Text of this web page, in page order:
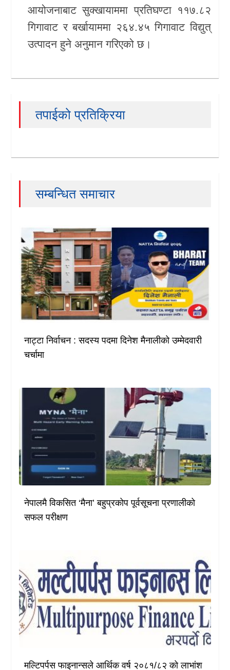
आयोजनाबाट सुक्खायाममा प्रतिघण्टा ११७.८२
गिगावाट र बर्खायाममा २६४.४५ गिगावाट विद्युत्
उत्पादन हुने अनुमान गरिएको छ।
तपाईको प्रतिक्रिया
सम्बन्धित समाचार
नाट्टा निर्वाचन : सदस्य पदमा दिनेश मैनालीको उम्मेदवारी
चर्चामा
नेपालमै विकसित ‘मैना’ बहुप्रकोप पूर्वसूचना प्रणालीको
सफल परीक्षण
मल्टिपर्पस फाइनान्सले आर्थिक वर्ष २०८१/८२ को लाभांश